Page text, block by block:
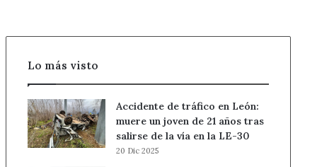
Lo más visto
Accidente de tráfico en León:
muere un joven de 21 años tras
salirse de la vía en la LE-30
20 Dic 2025